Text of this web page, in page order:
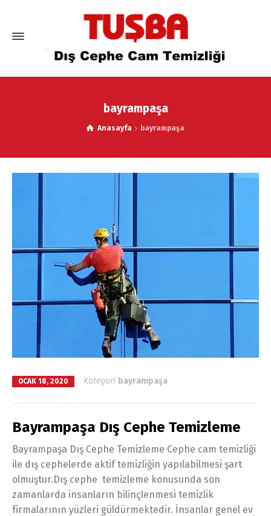
bayrampaşa
Anasayfa bayrampaşa
OCAK 18, 2020 Kategori bayrampaşa
Bayrampaşa Dış Cephe Temizleme
Bayrampaşa Dış Cephe Temizleme Cephe cam temizliği
ile dış cephelerde aktif temizliğin yapılabilmesi şart
olmuştur.Dış cephe temizleme konusunda son
zamanlarda insanların bilinçlenmesi temizlik
firmalarının yüzleri güldürmektedir. İnsanlar genel ev